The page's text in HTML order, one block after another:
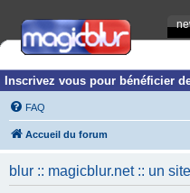
Inscrivez vous pour bénéficier
FAQ
Accueil du forum
blur :: magicblur.net :: un